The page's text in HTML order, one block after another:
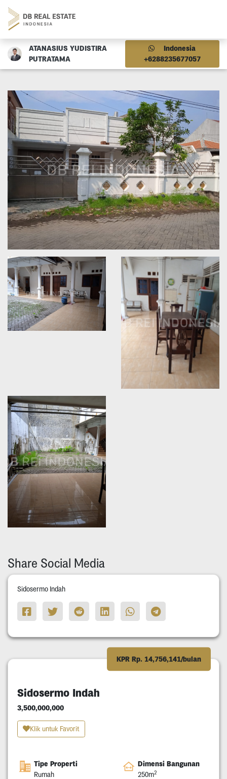
ATANASIUS YUDISTIRA
PUTRATAMA
Indonesia
+6288235677057
Share Social Media
Sidosermo Indah
KPR Rp. 14,756,141/bulan
Sidosermo Indah
3,500,000,000
Klik untuk Favorit
Tipe Properti
Rumah
Dimensi Bangunan
250m2